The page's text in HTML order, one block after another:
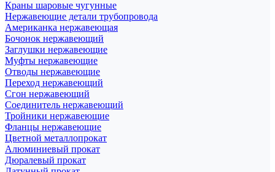
Краны шаровые чугунные
Нержавеющие детали трубопровода
Американка нержавеющая
Бочонок нержавеющий
Заглушки нержавеющие
Муфты нержавеющие
Отводы нержавеющие
Переход нержавеющий
Сгон нержавеющий
Соединитель нержавеющий
Тройники нержавеющие
Фланцы нержавеющие
Цветной металлопрокат
Алюминиевый прокат
Дюралевый прокат